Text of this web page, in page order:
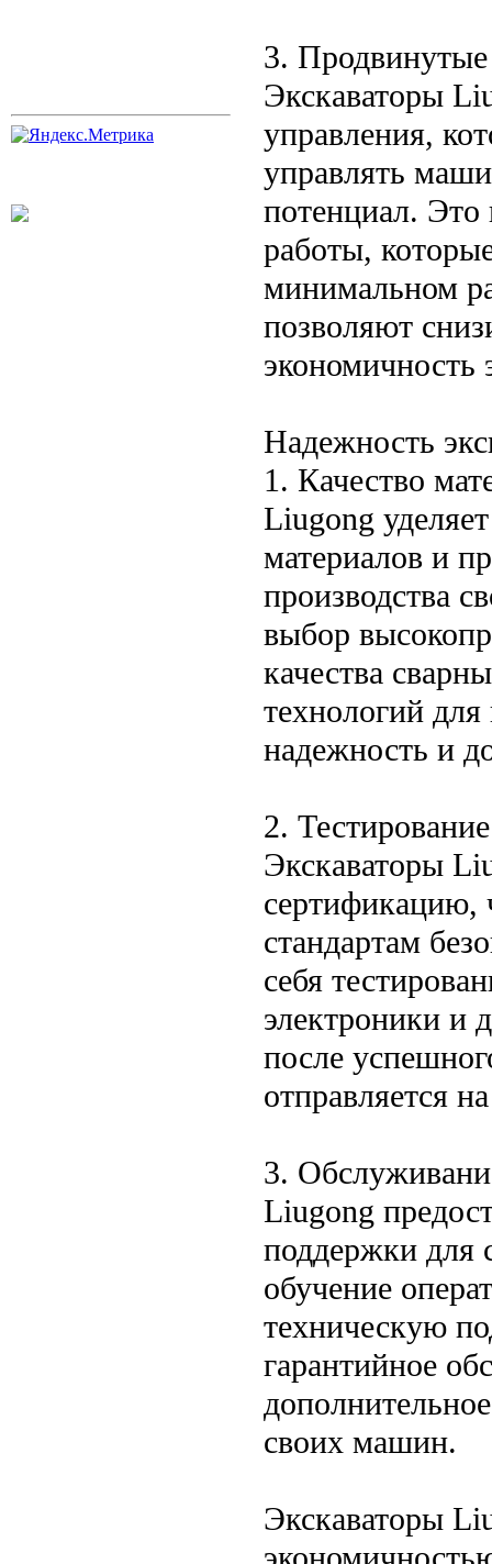
3. Продвинутые
Экскаваторы
управления,
управлять
потенциал. Это
работы,
минимальном
позволяют
экономичность
Надежность
1. Качество
Liugong
материалов и
производства
выбор
качества
технологий для
надежность и
2.
Экскаваторы
сертификацию,
стандартам
себя
электроники и
после
отправляется
3.
Liugong
поддержки для
обучение
техническую
гарантийное
своих машин.
Экскаваторы